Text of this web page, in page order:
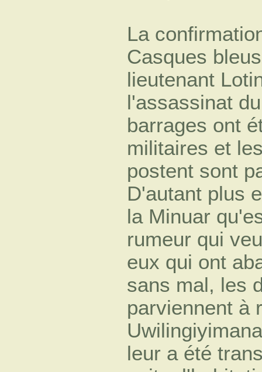
La
Casques
lieutenant
l'assassinat
barrages ont
militaires et
postent sont
D'autant plus
la Minuar
rumeur qui
eux qui ont
sans mal, les
parviennent à
leur a été